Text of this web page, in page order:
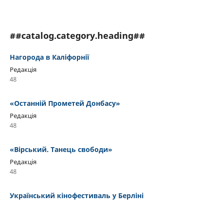
##catalog.category.heading##
Нагорода в Каліфорнії
Редакція
48
«Останній Прометей Донбасу»
Редакція
48
«Вірський. Танець свободи»
Редакція
48
Український кінофестиваль у Берліні